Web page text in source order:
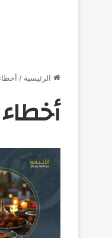
الرئيسية /